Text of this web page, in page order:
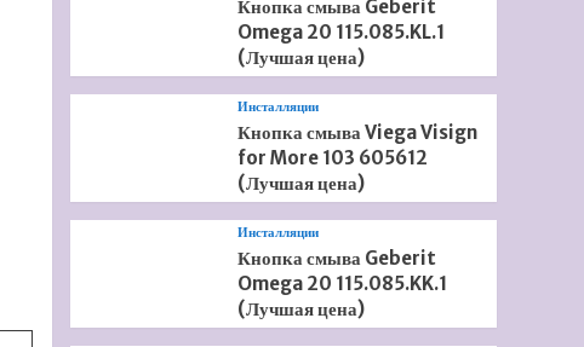
Кнопка смыва Geberit
Omega 20 115.085.KL.1
(Лучшая цена)
Инсталляции
Кнопка смыва Viega Visign
for More 103 605612
(Лучшая цена)
Инсталляции
Кнопка смыва Geberit
Omega 20 115.085.KK.1
(Лучшая цена)